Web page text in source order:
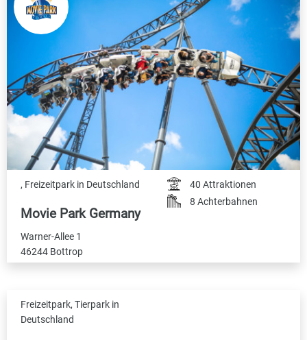
, Freizeitpark in Deutschland
Movie Park Germany
Warner-Allee 1
46244 Bottrop
40 Attraktionen
8 Achterbahnen
Freizeitpark, Tierpark in
Deutschland